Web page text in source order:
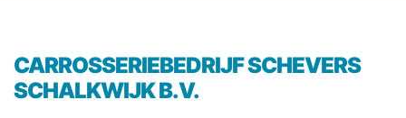
CARROSSERIEBEDRIJF SCHEVERS
SCHALKWIJK B.V.